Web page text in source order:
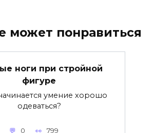
может понравиться
ноги при стройной
фигуре
умение хорошо
одеваться?
0 799